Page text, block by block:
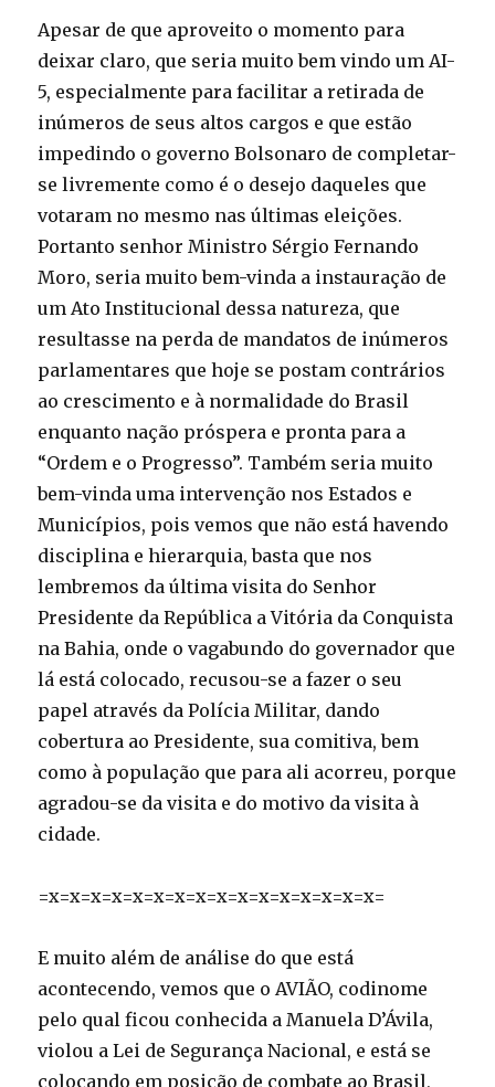
Apesar de que aproveito o momento para
deixar claro, que seria muito bem vindo um AI-
5, especialmente para facilitar a retirada de
inúmeros de seus altos cargos e que estão
impedindo o governo Bolsonaro de completar-
se livremente como é o desejo daqueles que
votaram no mesmo nas últimas eleições.
Portanto senhor Ministro Sérgio Fernando
Moro, seria muito bem-vinda a instauração de
um Ato Institucional dessa natureza, que
resultasse na perda de mandatos de inúmeros
parlamentares que hoje se postam contrários
ao crescimento e à normalidade do Brasil
enquanto nação próspera e pronta para a
“Ordem e o Progresso”. Também seria muito
bem-vinda uma intervenção nos Estados e
Municípios, pois vemos que não está havendo
disciplina e hierarquia, basta que nos
lembremos da última visita do Senhor
Presidente da República a Vitória da Conquista
na Bahia, onde o vagabundo do governador que
lá está colocado, recusou-se a fazer o seu
papel através da Polícia Militar, dando
cobertura ao Presidente, sua comitiva, bem
como à população que para ali acorreu, porque
agradou-se da visita e do motivo da visita à
cidade.
=x=x=x=x=x=x=x=x=x=x=x=x=x=x=x=x=
E muito além de análise do que está
acontecendo, vemos que o AVIÃO, codinome
pelo qual ficou conhecida a Manuela D’Ávila,
violou a Lei de Segurança Nacional, e está se
colocando em posição de combate ao Brasil,